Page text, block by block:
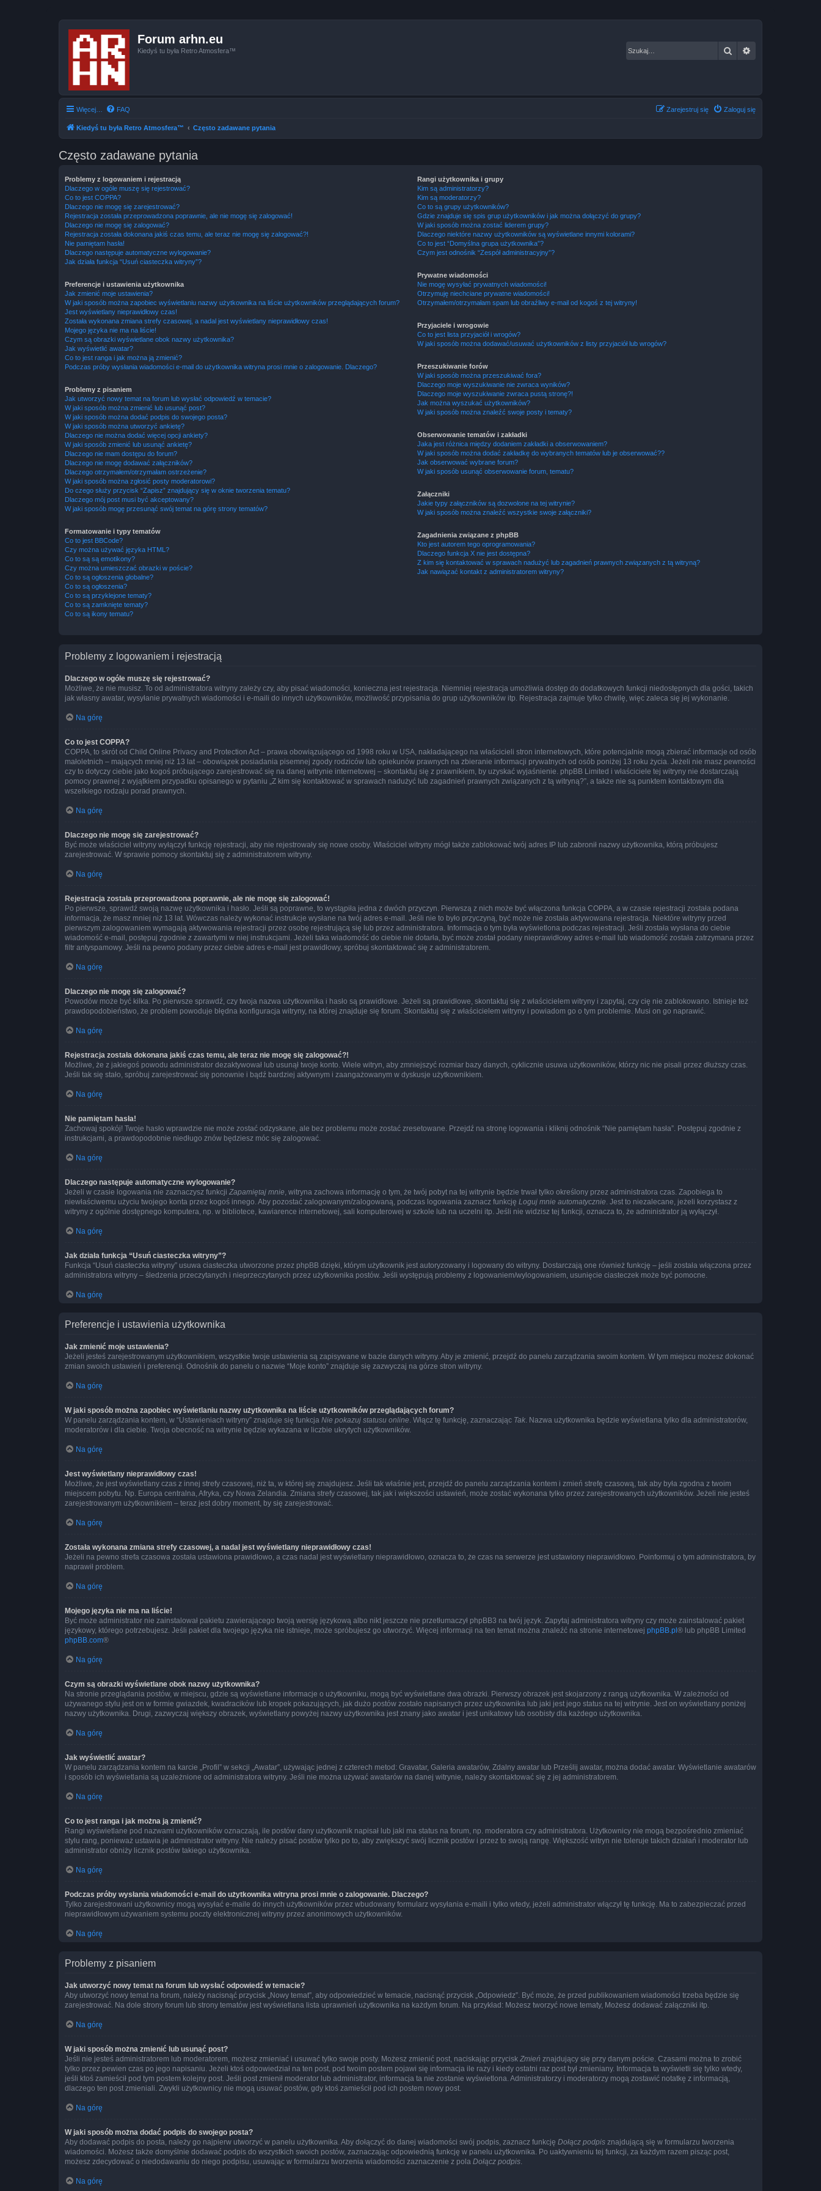
Forum arhn.eu
Kiedyś tu była Retro Atmosfera™ Szukaj
Więcej… FAQ Zaloguj się
Zarejestruj się
Kiedyś tu była Retro Atmosfera™ Często zadawane pytania
Często zadawane pytania
Problemy z logowaniem i rejestracją
Dlaczego w ogóle muszę się rejestrować?
Co to jest COPPA?
Dlaczego nie mogę się zarejestrować?
Rejestracja została przeprowadzona poprawnie, ale nie mogę się zalogować!
Dlaczego nie mogę się zalogować?
Rejestracja została dokonana jakiś czas temu, ale teraz nie mogę się zalogować?!
Nie pamiętam hasła!
Dlaczego następuje automatyczne wylogowanie?
Jak działa funkcja “Usuń ciasteczka witryny”?
Preferencje i ustawienia użytkownika
Jak zmienić moje ustawienia?
W jaki sposób można zapobiec wyświetlaniu nazwy użytkownika na liście użytkowników przeglądających forum?
Jest wyświetlany nieprawidłowy czas!
Została wykonana zmiana strefy czasowej, a nadal jest wyświetlany nieprawidłowy czas!
Mojego języka nie ma na liście!
Czym są obrazki wyświetlane obok nazwy użytkownika?
Jak wyświetlić awatar?
Co to jest ranga i jak można ją zmienić?
Podczas próby wysłania wiadomości e-mail do użytkownika witryna prosi mnie o zalogowanie. Dlaczego?
Problemy z pisaniem
Jak utworzyć nowy temat na forum lub wysłać odpowiedź w temacie?
W jaki sposób można zmienić lub usunąć post?
W jaki sposób można dodać podpis do swojego posta?
W jaki sposób można utworzyć ankietę?
Dlaczego nie można dodać więcej opcji ankiety?
W jaki sposób zmienić lub usunąć ankietę?
Dlaczego nie mam dostępu do forum?
Dlaczego nie mogę dodawać załączników?
Dlaczego otrzymałem/otrzymałam ostrzeżenie?
W jaki sposób można zgłosić posty moderatorowi?
Do czego służy przycisk “Zapisz” znajdujący się w oknie tworzenia tematu?
Dlaczego mój post musi być akceptowany?
W jaki sposób mogę przesunąć swój temat na górę strony tematów?
Formatowanie i typy tematów
Co to jest BBCode?
Czy można używać języka HTML?
Co to są są emotikony?
Czy można umieszczać obrazki w poście?
Co to są ogłoszenia globalne?
Co to są ogłoszenia?
Co to są przyklejone tematy?
Co to są zamknięte tematy?
Co to są ikony tematu?
Rangi użytkownika i grupy
Kim są administratorzy?
Kim są moderatorzy?
Co to są grupy użytkowników?
Gdzie znajduje się spis grup użytkowników i jak można dołączyć do grupy?
W jaki sposób można zostać liderem grupy?
Dlaczego niektóre nazwy użytkowników są wyświetlane innymi kolorami?
Co to jest “Domyślna grupa użytkownika”?
Czym jest odnośnik “Zespół administracyjny”?
Prywatne wiadomości
Nie mogę wysyłać prywatnych wiadomości!
Otrzymuję niechciane prywatne wiadomości!
Otrzymałem/otrzymałam spam lub obraźliwy e-mail od kogoś z tej witryny!
Przyjaciele i wrogowie
Co to jest lista przyjaciół i wrogów?
W jaki sposób można dodawać/usuwać użytkowników z listy przyjaciół lub wrogów?
Przeszukiwanie forów
W jaki sposób można przeszukiwać fora?
Dlaczego moje wyszukiwanie nie zwraca wyników?
Dlaczego moje wyszukiwanie zwraca pustą stronę?!
Jak można wyszukać użytkowników?
W jaki sposób można znaleźć swoje posty i tematy?
Obserwowanie tematów i zakładki
Jaka jest różnica między dodaniem zakładki a obserwowaniem?
W jaki sposób można dodać zakładkę do wybranych tematów lub je obserwować??
Jak obserwować wybrane forum?
W jaki sposób usunąć obserwowanie forum, tematu?
Załączniki
Jakie typy załączników są dozwolone na tej witrynie?
W jaki sposób można znaleźć wszystkie swoje załączniki?
Zagadnienia związane z phpBB
Kto jest autorem tego oprogramowania?
Dlaczego funkcja X nie jest dostępna?
Z kim się kontaktować w sprawach nadużyć lub zagadnień prawnych związanych z tą witryną?
Jak nawiązać kontakt z administratorem witryny?
Problemy z logowaniem i rejestracją
Dlaczego w ogóle muszę się rejestrować?
Możliwe, że nie musisz. To od administratora witryny zależy czy, aby pisać wiadomości, konieczna jest rejestracja. Niemniej rejestracja umożliwia dostęp do dodatkowych funkcji niedostępnych dla gości, takich
jak własny awatar, wysyłanie prywatnych wiadomości i e-maili do innych użytkowników, możliwość przypisania do grup użytkowników itp. Rejestracja zajmuje tylko chwilę, więc zaleca się jej wykonanie.
Na górę
Co to jest COPPA?
COPPA, to skrót od Child Online Privacy and Protection Act – prawa obowiązującego od 1998 roku w USA, nakładającego na właścicieli stron internetowych, które potencjalnie mogą zbierać informacje od osób
małoletnich – mających mniej niż 13 lat – obowiązek posiadania pisemnej zgody rodziców lub opiekunów prawnych na zbieranie informacji prywatnych od osób poniżej 13 roku życia. Jeżeli nie masz pewności
czy to dotyczy ciebie jako kogoś próbującego zarejestrować się na danej witrynie internetowej – skontaktuj się z prawnikiem, by uzyskać wyjaśnienie. phpBB Limited i właściciele tej witryny nie dostarczają
pomocy prawnej z wyjątkiem przypadku opisanego w pytaniu „Z kim się kontaktować w sprawach nadużyć lub zagadnień prawnych związanych z tą witryną?”, a także nie są punktem kontaktowym dla
wszelkiego rodzaju porad prawnych.
Na górę
Dlaczego nie mogę się zarejestrować?
Być może właściciel witryny wyłączył funkcję rejestracji, aby nie rejestrowały się nowe osoby. Właściciel witryny mógł także zablokować twój adres IP lub zabronił nazwy użytkownika, którą próbujesz
zarejestrować. W sprawie pomocy skontaktuj się z administratorem witryny.
Na górę
Rejestracja została przeprowadzona poprawnie, ale nie mogę się zalogować!
Po pierwsze, sprawdź swoją nazwę użytkownika i hasło. Jeśli są poprawne, to wystąpiła jedna z dwóch przyczyn. Pierwszą z nich może być włączona funkcja COPPA, a w czasie rejestracji została podana
informacja, że masz mniej niż 13 lat. Wówczas należy wykonać instrukcje wysłane na twój adres e-mail. Jeśli nie to było przyczyną, być może nie została aktywowana rejestracja. Niektóre witryny przed
pierwszym zalogowaniem wymagają aktywowania rejestracji przez osobę rejestrującą się lub przez administratora. Informacja o tym była wyświetlona podczas rejestracji. Jeśli została wysłana do ciebie
wiadomość e-mail, postępuj zgodnie z zawartymi w niej instrukcjami. Jeżeli taka wiadomość do ciebie nie dotarła, być może został podany nieprawidłowy adres e-mail lub wiadomość została zatrzymana przez
filtr antyspamowy. Jeśli na pewno podany przez ciebie adres e-mail jest prawidłowy, spróbuj skontaktować się z administratorem.
Na górę
Dlaczego nie mogę się zalogować?
Powodów może być kilka. Po pierwsze sprawdź, czy twoja nazwa użytkownika i hasło są prawidłowe. Jeżeli są prawidłowe, skontaktuj się z właścicielem witryny i zapytaj, czy cię nie zablokowano. Istnieje też
prawdopodobieństwo, że problem powoduje błędna konfiguracja witryny, na której znajduje się forum. Skontaktuj się z właścicielem witryny i powiadom go o tym problemie. Musi on go naprawić.
Na górę
Rejestracja została dokonana jakiś czas temu, ale teraz nie mogę się zalogować?!
Możliwe, że z jakiegoś powodu administrator dezaktywował lub usunął twoje konto. Wiele witryn, aby zmniejszyć rozmiar bazy danych, cyklicznie usuwa użytkowników, którzy nic nie pisali przez dłuższy czas.
Jeśli tak się stało, spróbuj zarejestrować się ponownie i bądź bardziej aktywnym i zaangażowanym w dyskusje użytkownikiem.
Na górę
Nie pamiętam hasła!
Zachowaj spokój! Twoje hasło wprawdzie nie może zostać odzyskane, ale bez problemu może zostać zresetowane. Przejdź na stronę logowania i kliknij odnośnik “Nie pamiętam hasła”. Postępuj zgodnie z
instrukcjami, a prawdopodobnie niedługo znów będziesz móc się zalogować.
Na górę
Dlaczego następuje automatyczne wylogowanie?
Jeżeli w czasie logowania nie zaznaczysz funkcji Zapamiętaj mnie, witryna zachowa informację o tym, że twój pobyt na tej witrynie będzie trwał tylko określony przez administratora czas. Zapobiega to
niewłaściwemu użyciu twojego konta przez kogoś innego. Aby pozostać zalogowanym/zalogowaną, podczas logowania zaznacz funkcję Loguj mnie automatycznie. Jest to niezalecane, jeżeli korzystasz z
witryny z ogólnie dostępnego komputera, np. w bibliotece, kawiarence internetowej, sali komputerowej w szkole lub na uczelni itp. Jeśli nie widzisz tej funkcji, oznacza to, że administrator ją wyłączył.
Na górę
Jak działa funkcja “Usuń ciasteczka witryny”?
Funkcja “Usuń ciasteczka witryny” usuwa ciasteczka utworzone przez phpBB dzięki, którym użytkownik jest autoryzowany i logowany do witryny. Dostarczają one również funkcję – jeśli została włączona przez
administratora witryny – śledzenia przeczytanych i nieprzeczytanych przez użytkownika postów. Jeśli występują problemy z logowaniem/wylogowaniem, usunięcie ciasteczek może być pomocne.
Na górę
Preferencje i ustawienia użytkownika
Jak zmienić moje ustawienia?
Jeżeli jesteś zarejestrowanym użytkownikiem, wszystkie twoje ustawienia są zapisywane w bazie danych witryny. Aby je zmienić, przejdź do panelu zarządzania swoim kontem. W tym miejscu możesz dokonać
zmian swoich ustawień i preferencji. Odnośnik do panelu o nazwie “Moje konto” znajduje się zazwyczaj na górze stron witryny.
Na górę
W jaki sposób można zapobiec wyświetlaniu nazwy użytkownika na liście użytkowników przeglądających forum?
W panelu zarządzania kontem, w “Ustawieniach witryny” znajduje się funkcja Nie pokazuj statusu online. Włącz tę funkcję, zaznaczając Tak. Nazwa użytkownika będzie wyświetlana tylko dla administratorów,
moderatorów i dla ciebie. Twoja obecność na witrynie będzie wykazana w liczbie ukrytych użytkowników.
Na górę
Jest wyświetlany nieprawidłowy czas!
Możliwe, że jest wyświetlany czas z innej strefy czasowej, niż ta, w której się znajdujesz. Jeśli tak właśnie jest, przejdź do panelu zarządzania kontem i zmień strefę czasową, tak aby była zgodna z twoim
miejscem pobytu. Np. Europa centralna, Afryka, czy Nowa Zelandia. Zmiana strefy czasowej, tak jak i większości ustawień, może zostać wykonana tylko przez zarejestrowanych użytkowników. Jeżeli nie jesteś
zarejestrowanym użytkownikiem – teraz jest dobry moment, by się zarejestrować.
Na górę
Została wykonana zmiana strefy czasowej, a nadal jest wyświetlany nieprawidłowy czas!
Jeżeli na pewno strefa czasowa została ustawiona prawidłowo, a czas nadal jest wyświetlany nieprawidłowo, oznacza to, że czas na serwerze jest ustawiony nieprawidłowo. Poinformuj o tym administratora, by
naprawił problem.
Na górę
Mojego języka nie ma na liście!
Być może administrator nie zainstalował pakietu zawierającego twoją wersję językową albo nikt jeszcze nie przetłumaczył phpBB3 na twój język. Zapytaj administratora witryny czy może zainstalować pakiet
językowy, którego potrzebujesz. Jeśli pakiet dla twojego języka nie istnieje, może spróbujesz go utworzyć. Więcej informacji na ten temat można znaleźć na stronie internetowej phpBB.pl ® lub phpBB Limited
phpBB.com®
Na górę
Czym są obrazki wyświetlane obok nazwy użytkownika?
Na stronie przeglądania postów, w miejscu, gdzie są wyświetlane informacje o użytkowniku, mogą być wyświetlane dwa obrazki. Pierwszy obrazek jest skojarzony z rangą użytkownika. W zależności od
używanego stylu jest on w formie gwiazdek, kwadracików lub kropek pokazujących, jak dużo postów zostało napisanych przez użytkownika lub jaki jest jego status na tej witrynie. Jest on wyświetlany poniżej
nazwy użytkownika. Drugi, zazwyczaj większy obrazek, wyświetlany powyżej nazwy użytkownika jest znany jako awatar i jest unikatowy lub osobisty dla każdego użytkownika.
Na górę
Jak wyświetlić awatar?
W panelu zarządzania kontem na karcie „Profil” w sekcji „Awatar”, używając jednej z czterech metod: Gravatar, Galeria awatarów, Zdalny awatar lub Prześlij awatar, można dodać awatar. Wyświetlanie awatarów
i sposób ich wyświetlania są uzależnione od administratora witryny. Jeśli nie można używać awatarów na danej witrynie, należy skontaktować się z jej administratorem.
Na górę
Co to jest ranga i jak można ją zmienić?
Rangi wyświetlane pod nazwami użytkowników oznaczają, ile postów dany użytkownik napisał lub jaki ma status na forum, np. moderatora czy administratora. Użytkownicy nie mogą bezpośrednio zmieniać
stylu rang, ponieważ ustawia je administrator witryny. Nie należy pisać postów tylko po to, aby zwiększyć swój licznik postów i przez to swoją rangę. Większość witryn nie toleruje takich działań i moderator lub
administrator obniży licznik postów takiego użytkownika.
Na górę
Podczas próby wysłania wiadomości e-mail do użytkownika witryna prosi mnie o zalogowanie. Dlaczego?
Tylko zarejestrowani użytkownicy mogą wysyłać e-maile do innych użytkowników przez wbudowany formularz wysyłania e-maili i tylko wtedy, jeżeli administrator włączył tę funkcję. Ma to zabezpieczać przed
nieprawidłowym używaniem systemu poczty elektronicznej witryny przez anonimowych użytkowników.
Na górę
Problemy z pisaniem
Jak utworzyć nowy temat na forum lub wysłać odpowiedź w temacie?
Aby utworzyć nowy temat na forum, należy nacisnąć przycisk „Nowy temat”, aby odpowiedzieć w temacie, nacisnąć przycisk „Odpowiedz”. Być może, że przed publikowaniem wiadomości trzeba będzie się
zarejestrować. Na dole strony forum lub strony tematów jest wyświetlana lista uprawnień użytkownika na każdym forum. Na przykład: Możesz tworzyć nowe tematy, Możesz dodawać załączniki itp.
Na górę
W jaki sposób można zmienić lub usunąć post?
Jeśli nie jesteś administratorem lub moderatorem, możesz zmieniać i usuwać tylko swoje posty. Możesz zmienić post, naciskając przycisk Zmień znajdujący się przy danym poście. Czasami można to zrobić
tylko przez pewien czas po jego napisaniu. Jeżeli ktoś odpowiedział na ten post, pod twoim postem pojawi się informacja ile razy i kiedy ostatni raz post był zmieniany. Informacja ta wyświetli się tylko wtedy,
jeśli ktoś zamieścił pod tym postem kolejny post. Jeśli post zmienił moderator lub administrator, informacja ta nie zostanie wyświetlona. Administratorzy i moderatorzy mogą zostawić notatkę z informacją,
dlaczego ten post zmieniali. Zwykli użytkownicy nie mogą usuwać postów, gdy ktoś zamieścił pod ich postem nowy post.
Na górę
W jaki sposób można dodać podpis do swojego posta?
Aby dodawać podpis do posta, należy go najpierw utworzyć w panelu użytkownika. Aby dołączyć do danej wiadomości swój podpis, zaznacz funkcję Dołącz podpis znajdującą się w formularzu tworzenia
wiadomości. Możesz także domyślnie dodawać podpis do wszystkich swoich postów, zaznaczając odpowiednią funkcję w panelu użytkownika. Po uaktywnieniu tej funkcji, za każdym razem pisząc post,
możesz zdecydować o niedodawaniu do niego podpisu, usuwając w formularzu tworzenia wiadomości zaznaczenie z pola Dołącz podpis.
Na górę